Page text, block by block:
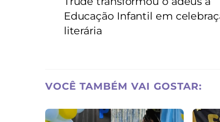
Educação Infantil em
literária
VOCÊ TAMBÉM VAI GOSTAR: